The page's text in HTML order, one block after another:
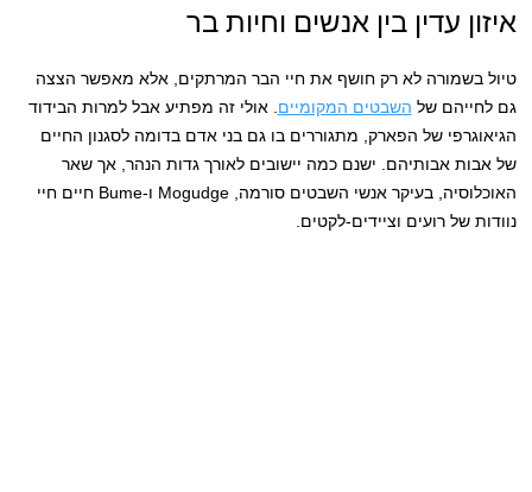
איזון עדין בין אנשים וחיות בר
טיול בשמורה לא רק חושף את חיי הבר המרתקים, אלא מאפשר הצצה
גם לחייהם של השבטים המקומיים. אולי זה מפתיע אבל למרות הבידוד
הגיאוגרפי של הפארק, מתגוררים בו גם בני אדם בדומה לסגנון החיים
של אבות אבותיהם. ישנם כמה יישובים לאורך גדות הנהר, אך שאר
האוכלוסיה, בעיקר אנשי השבטים סורמה, Mogudge ו-Bume חיים חיי
נוודות של רועים וציידים-לקטים.